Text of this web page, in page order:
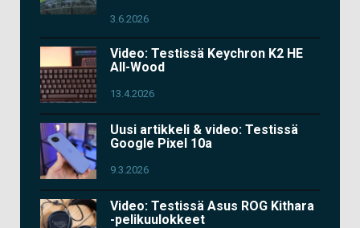
3.6.2026
Video: Testissä Keychron K2 HE
All-Wood
13.4.2026
Uusi artikkeli & video: Testissä
Google Pixel 10a
9.3.2026
Video: Testissä Asus ROG Kithara
-pelikuulokkeet